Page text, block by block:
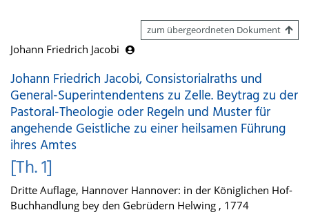
zum übergeordneten Dokument
Johann Friedrich Jacobi
Johann Friedrich Jacobi, Consistorialraths und
General-Superintendentens zu Zelle. Beytrag zu der
Pastoral-Theologie oder Regeln und Muster für
angehende Geistliche zu einer heilsamen Führung
ihres Amtes
[Th. 1]
Dritte Auflage, Hannover Hannover: in der Königlichen Hof-
Buchhandlung bey den Gebrüdern Helwing , 1774